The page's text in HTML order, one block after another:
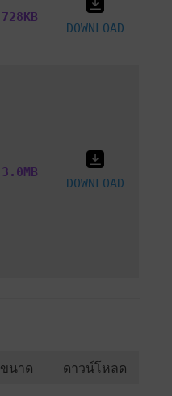
728KB
DOWNLOAD
3.0MB
DOWNLOAD
ขนาด ดาวน์โหลด